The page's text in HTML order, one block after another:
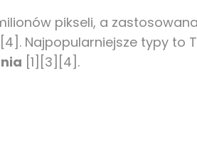
pikseli, a
Najpopularniejsze typy to
[1][3][4].